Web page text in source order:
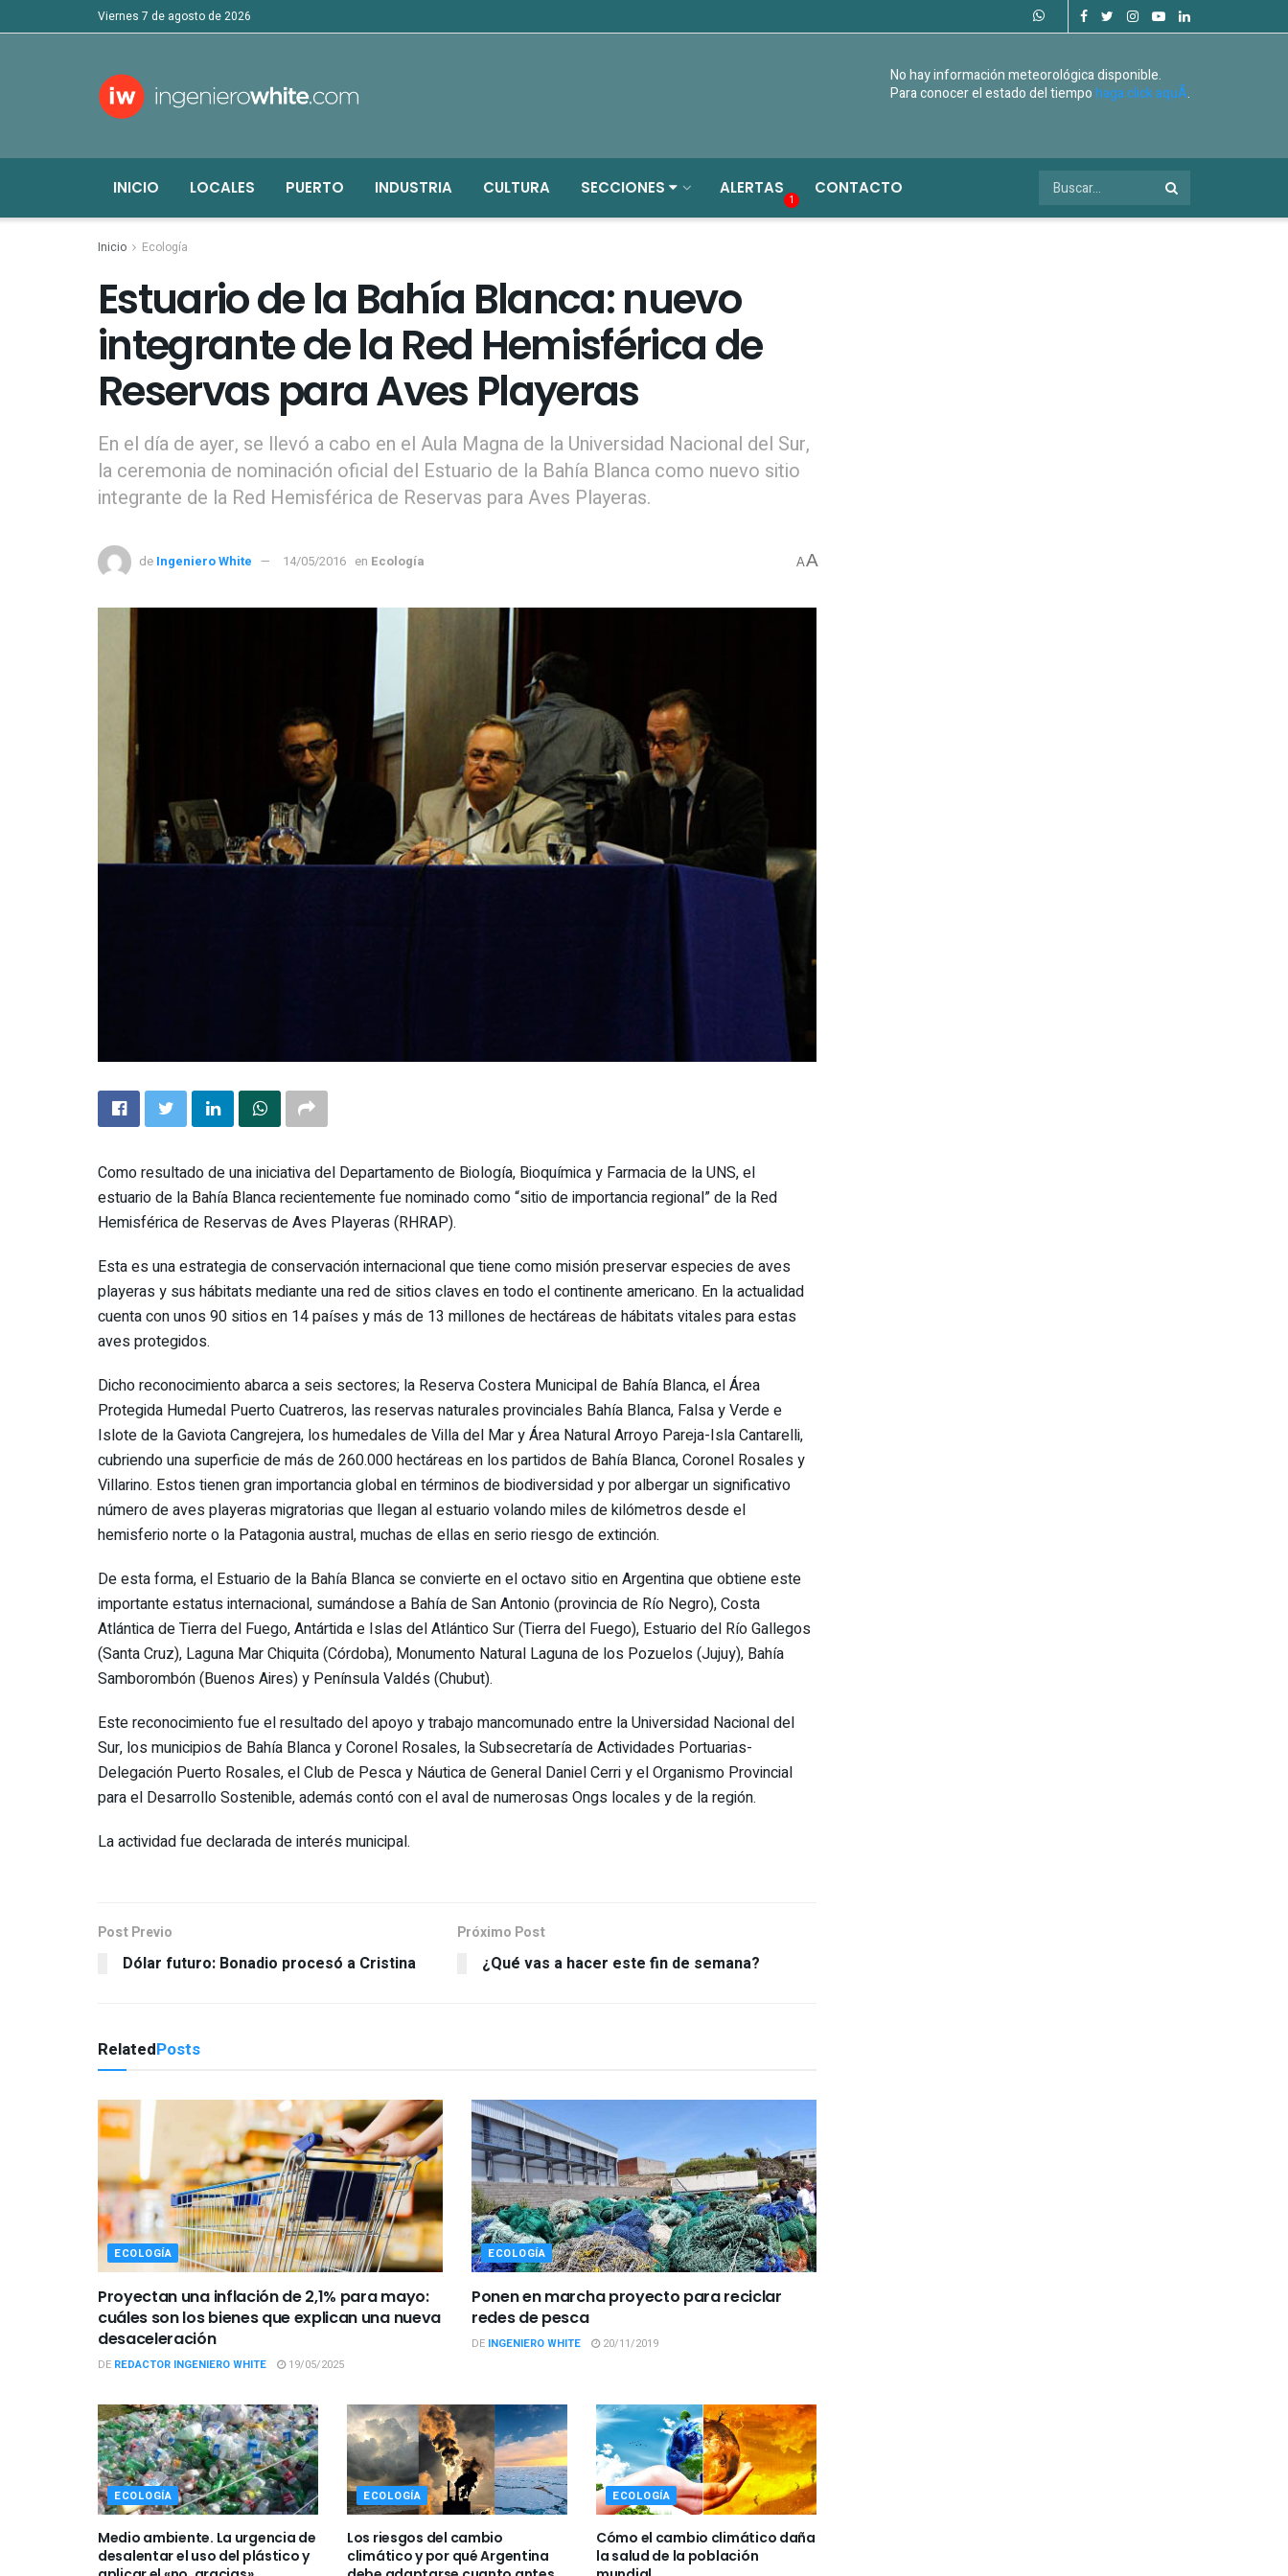
viernes 7 de agosto de 2026
No hay información meteorológica disponible.
Para conocer el estado del tiempohaga click aquÃ­.
INICIO LOCALES PUERTO INDUSTRIA CULTURA SECCIONES ALERTAS
1
CONTACTO
Inicio Ecología
Estuario de la Bahía Blanca: nuevo
integrante de la Red Hemisférica de
Reservas para Aves Playeras
En el día de ayer, se llevó a cabo en el Aula Magna de la Universidad Nacional del Sur,
la ceremonia de nominación oficial del Estuario de la Bahía Blanca como nuevo sitio
integrante de la Red Hemisférica de Reservas para Aves Playeras.
de Ingeniero White 14/05/2016 en Ecología AA
Como resultado de una iniciativa del Departamento de Biología, Bioquímica y Farmacia de la UNS, el
estuario de la Bahía Blanca recientemente fue nominado como “sitio de importancia regional” de la Red
Hemisférica de Reservas de Aves Playeras (RHRAP).
Esta es una estrategia de conservación internacional que tiene como misión preservar especies de aves
playeras y sus hábitats mediante una red de sitios claves en todo el continente americano. En la actualidad
cuenta con unos 90 sitios en 14 países y más de 13 millones de hectáreas de hábitats vitales para estas
aves protegidos.
Dicho reconocimiento abarca a seis sectores; la Reserva Costera Municipal de Bahía Blanca, el Área
Protegida Humedal Puerto Cuatreros, las reservas naturales provinciales Bahía Blanca, Falsa y Verde e
Islote de la Gaviota Cangrejera, los humedales de Villa del Mar y Área Natural Arroyo Pareja-Isla Cantarelli,
cubriendo una superficie de más de 260.000 hectáreas en los partidos de Bahía Blanca, Coronel Rosales y
Villarino. Estos tienen gran importancia global en términos de biodiversidad y por albergar un significativo
número de aves playeras migratorias que llegan al estuario volando miles de kilómetros desde el
hemisferio norte o la Patagonia austral, muchas de ellas en serio riesgo de extinción.
De esta forma, el Estuario de la Bahía Blanca se convierte en el octavo sitio en Argentina que obtiene este
importante estatus internacional, sumándose a Bahía de San Antonio (provincia de Río Negro), Costa
Atlántica de Tierra del Fuego, Antártida e Islas del Atlántico Sur (Tierra del Fuego), Estuario del Río Gallegos
(Santa Cruz), Laguna Mar Chiquita (Córdoba), Monumento Natural Laguna de los Pozuelos (Jujuy), Bahía
Samborombón (Buenos Aires) y Península Valdés (Chubut).
Este reconocimiento fue el resultado del apoyo y trabajo mancomunado entre la Universidad Nacional del
Sur, los municipios de Bahía Blanca y Coronel Rosales, la Subsecretaría de Actividades Portuarias-
Delegación Puerto Rosales, el Club de Pesca y Náutica de General Daniel Cerri y el Organismo Provincial
para el Desarrollo Sostenible, además contó con el aval de numerosas Ongs locales y de la región.
La actividad fue declarada de interés municipal.
Post Previo
Dólar futuro: Bonadio procesó a Cristina
Próximo Post
¿Qué vas a hacer este fin de semana?
RelatedPosts
ECOLOGÍA
Proyectan una inflación de 2,1% para mayo:
cuáles son los bienes que explican una nueva
desaceleración
DE REDACTOR INGENIERO WHITE 19/05/2025
ECOLOGÍA
Ponen en marcha proyecto para reciclar
redes de pesca
DE INGENIERO WHITE 20/11/2019
ECOLOGÍA
Medio ambiente. La urgencia de
desalentar el uso del plástico y
ECOLOGÍA
Los riesgos del cambio
climático y por qué Argentina
ECOLOGÍA
Cómo el cambio climático daña
la salud de la población